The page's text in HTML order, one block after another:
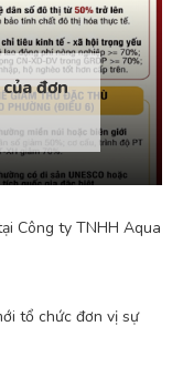
đơn
Công ty TNHH Aqua
tổ chức đơn vị sự